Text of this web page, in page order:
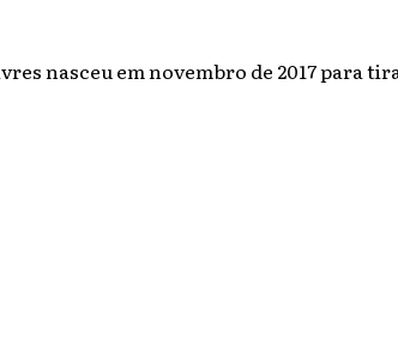
nasceu em novembro de 2017 para